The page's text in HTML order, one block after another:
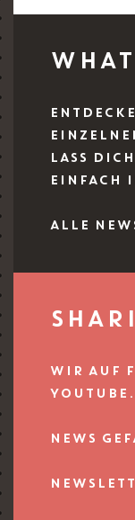
LASS
EINFACH
ALLE
WIR AUF
YOUTUBE.
NEWS